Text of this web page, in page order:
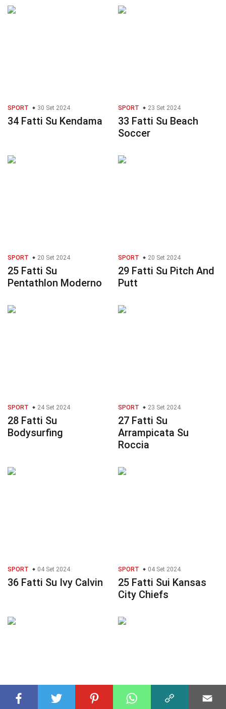
SPORT 30 Set 2024
34 Fatti Su Kendama
SPORT 23 Set 2024
33 Fatti Su Beach
Soccer
SPORT 20 Set 2024
25 Fatti Su
Pentathlon Moderno
SPORT 20 Set 2024
29 Fatti Su Pitch And
Putt
SPORT 24 Set 2024
28 Fatti Su
Bodysurfing
SPORT 23 Set 2024
27 Fatti Su
Arrampicata Su
Roccia
SPORT 04 Set 2024
36 Fatti Su Ivy Calvin
SPORT 04 Set 2024
25 Fatti Sui Kansas
City Chiefs